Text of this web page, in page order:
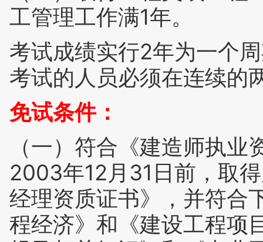
工管理工作满1年。
考试成绩实行2年为一个
考试的人员必须在连续的
免试条件：
（一）符合《建造师执
2003年12月31日前，取
经理资质证书》，并符合
程经济》和《建设工程项